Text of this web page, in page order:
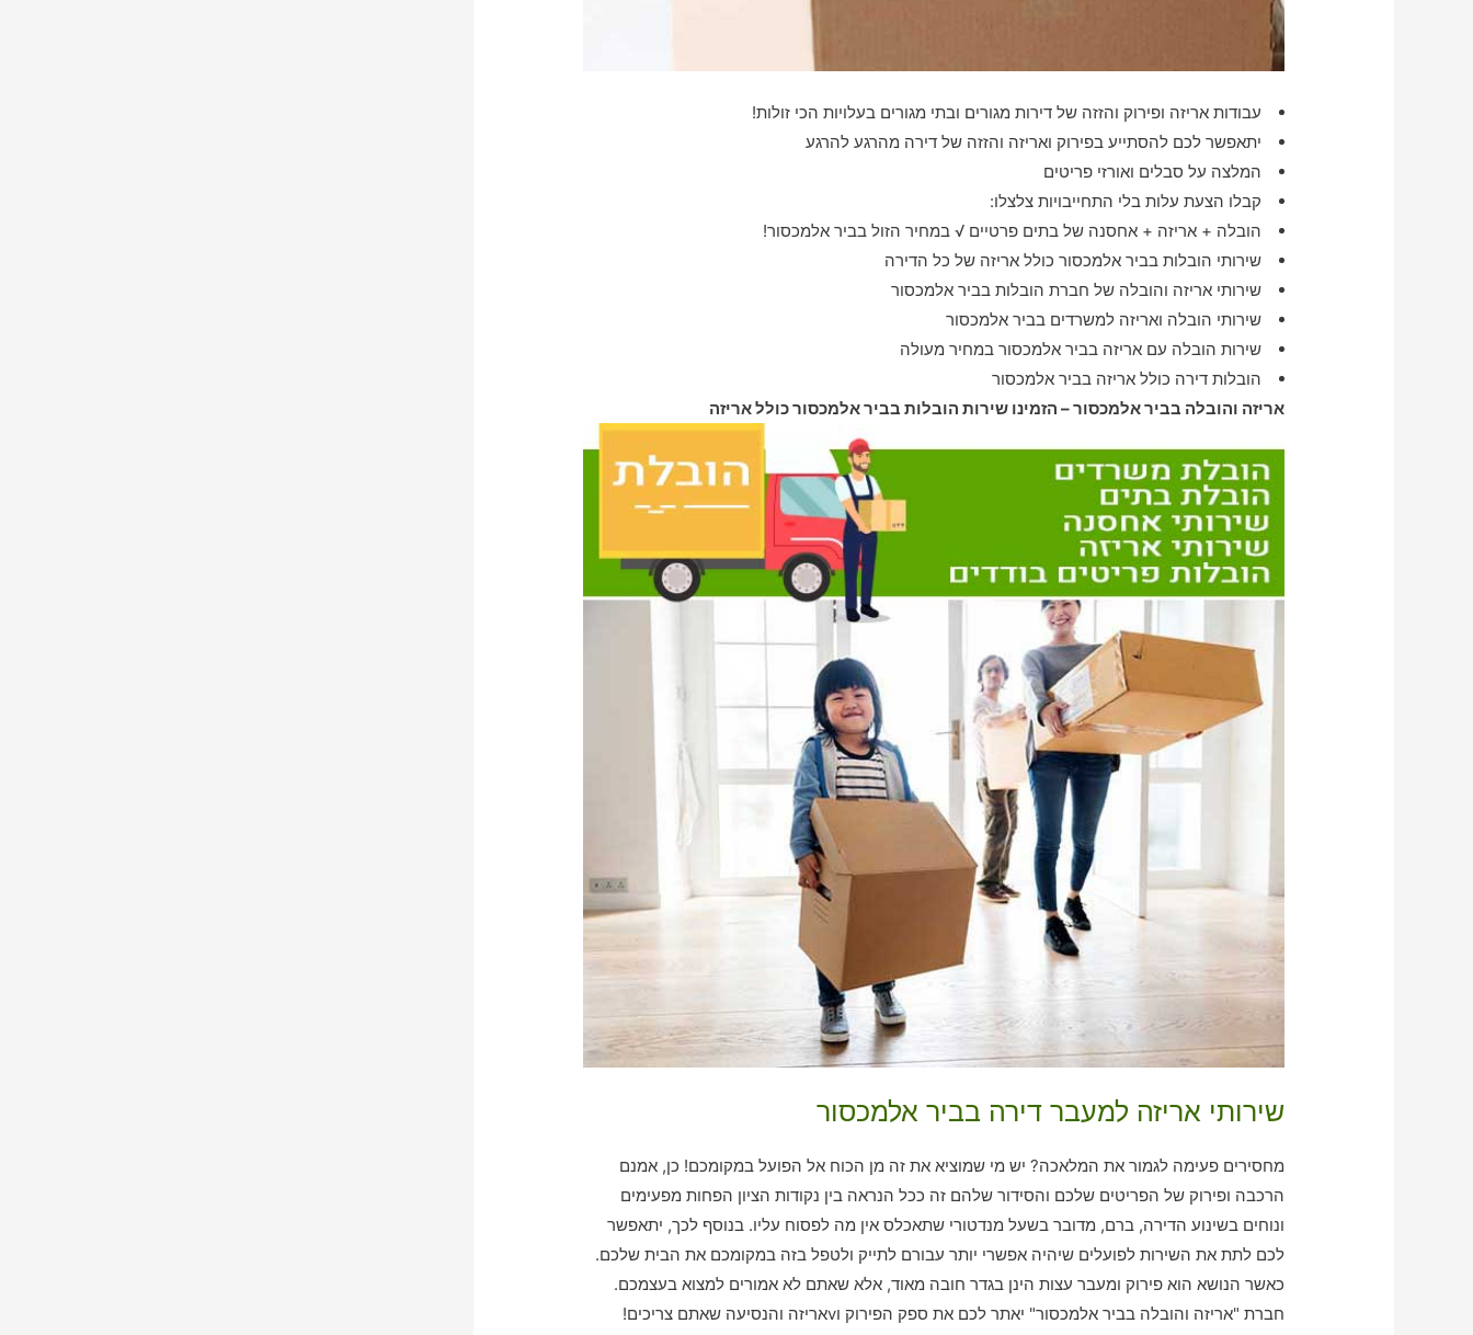
עבודות אריזה ופירוק והזזה של דירות מגורים ובתי מגורים בעלויות הכי זולות!
יתאפשר לכם להסתייע בפירוק ואריזה והזזה של דירה מהרגע להרגע
המלצה על סבלים ואורזי פריטים
קבלו הצעת עלות בלי התחייבויות צלצלו:
הובלה + אריזה + אחסנה של בתים פרטיים √ במחיר הזול בביר אלמכסור!
שירותי הובלות בביר אלמכסור כולל אריזה של כל הדירה
שירותי אריזה והובלה של חברת הובלות בביר אלמכסור
שירותי הובלה ואריזה למשרדים בביר אלמכסור
שירות הובלה עם אריזה בביר אלמכסור במחיר מעולה
הובלות דירה כולל אריזה בביר אלמכסור
אריזה והובלה בביר אלמכסור – הזמינו שירות הובלות בביר אלמכסור כולל אריזה
שירותי אריזה למעבר דירה בביר אלמכסור
מחסירים פעימה לגמור את המלאכה? יש מי שמוציא את זה מן הכוח אל הפועל במקומכם! כן, אמנם
הרכבה ופירוק של הפריטים שלכם והסידור שלהם זה ככל הנראה בין נקודות הציון הפחות מפעימים
ונוחים בשינוע הדירה, ברם, מדובר בשעל מנדטורי שתאכלס אין מה לפסוח עליו. בנוסף לכך, יתאפשר
לכם לתת את השירות לפועלים שיהיה אפשרי יותר עבורם לתייק ולטפל בזה במקומכם את הבית שלכם.
כאשר הנושא הוא פירוק ומעבר עצות הינן בגדר חובה מאוד, אלא שאתם לא אמורים למצוא בעצמכם.
חברת "אריזה והובלה בביר אלמכסור" יאתר לכם את ספק הפירוק וvאריזה והנסיעה שאתם צריכים!